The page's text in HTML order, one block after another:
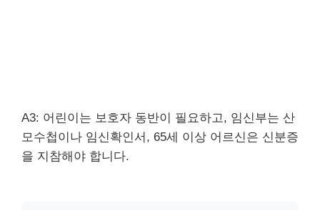
A3: 어린이는 보호자 동반이 필요하고, 임신부는 산
모수첩이나 임신확인서, 65세 이상 어르신은 신분증
을 지참해야 합니다.